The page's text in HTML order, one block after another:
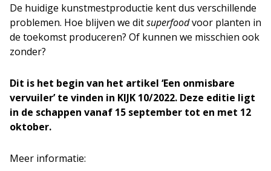
De huidige kunstmestproductie kent dus verschillende
problemen. Hoe blijven we ditsuperfoodvoor planten in
de toekomst produceren? Of kunnen we misschien ook
zonder?
Dit is het begin van het artikel ‘Een onmisbare
vervuiler’ te vinden in KIJK 10/2022. Deze editie ligt
in de schappen vanaf 15 september tot en met 12
oktober.
Meer informatie: